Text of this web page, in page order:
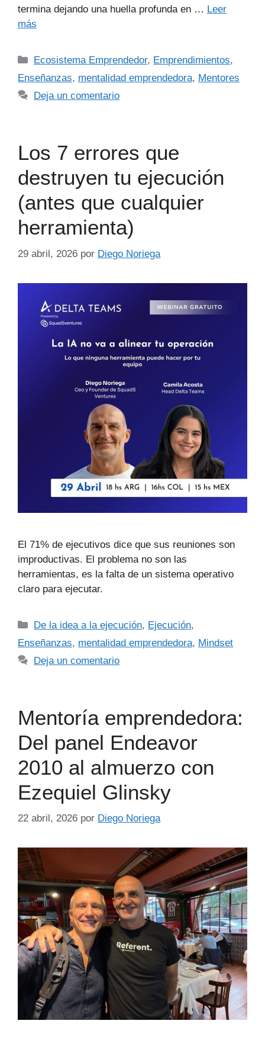
termina dejando una huella profunda en … Leer
más
Ecosistema Emprendedor, Emprendimientos,
Enseñanzas, mentalidad emprendedora, Mentores
Deja un comentario
Los 7 errores que
destruyen tu ejecución
(antes que cualquier
herramienta)
29 abril, 2026 por Diego Noriega
El 71% de ejecutivos dice que sus reuniones son
improductivas. El problema no son las
herramientas, es la falta de un sistema operativo
claro para ejecutar.
De la idea a la ejecución, Ejecución,
Enseñanzas, mentalidad emprendedora, Mindset
Deja un comentario
Mentoría emprendedora:
Del panel Endeavor
2010 al almuerzo con
Ezequiel Glinsky
22 abril, 2026 por Diego Noriega